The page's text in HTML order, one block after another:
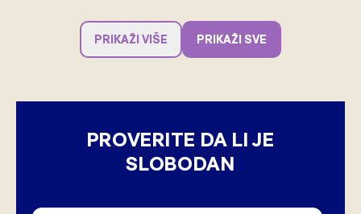
PRIKAŽI VIŠE PRIKAŽI SVE
PROVERITE DA LI JE
SLOBODAN